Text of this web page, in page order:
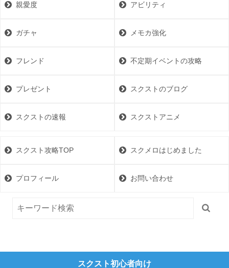
親愛度 アビリティ
ガチャ メモカ強化
フレンド 不定期イベントの攻略
プレゼント スクストのブログ
スクストの速報 スクストアニメ
スクスト攻略TOP スクメロはじめました
プロフィール お問い合わせ
スクスト初心者向け